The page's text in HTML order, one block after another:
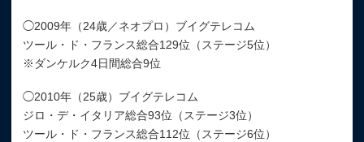
◯2009年（24歳／ネオプロ）ブイグテレコム
ツール・ド・フランス総合129位（ステージ5位）
※ダンケルク4日間総合9位
◯2010年（25歳）ブイグテレコム
ジロ・デ・イタリア総合93位（ステージ3位）
ツール・ド・フランス総合112位（ステージ6位）